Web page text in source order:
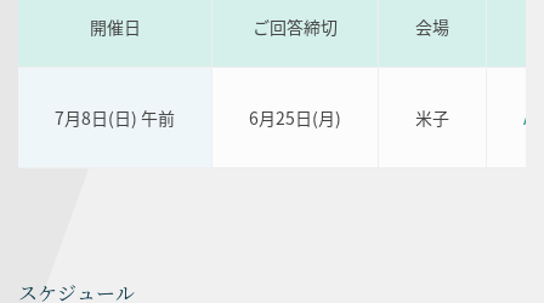
開催日 ご回答締切 会場
7月8日(日) 午前 6月25日(月) 米子
スケジュール